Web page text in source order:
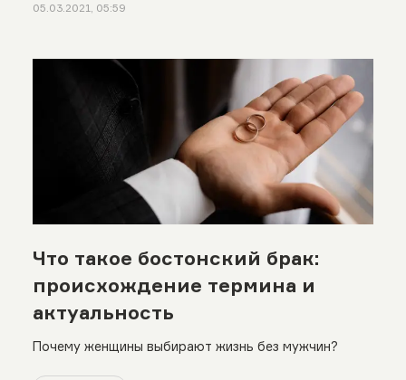
05.03.2021, 05:59
Что такое бостонский брак:
происхождение термина и
актуальность
Почему женщины выбирают жизнь без мужчин?